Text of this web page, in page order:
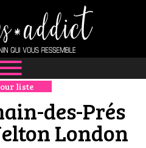
liste
des-Prés
London